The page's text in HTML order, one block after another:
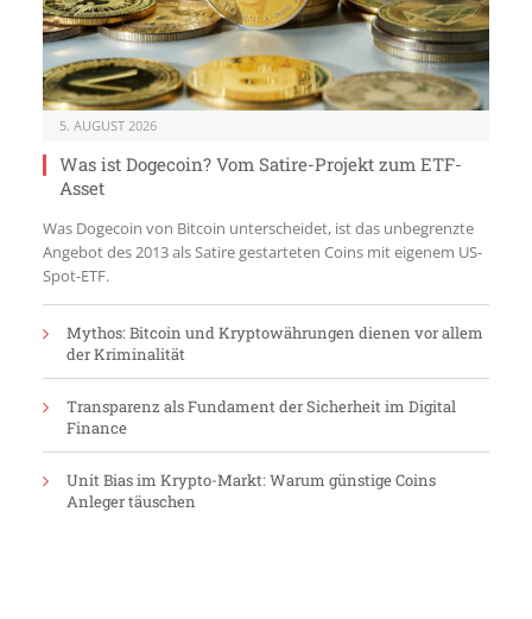
5. AUGUST 2026
Was ist Dogecoin? Vom Satire-Projekt zum ETF-
Asset
Was Dogecoin von Bitcoin unterscheidet, ist das unbegrenzte
Angebot des 2013 als Satire gestarteten Coins mit eigenem US-
Spot-ETF.
Mythos: Bitcoin und Kryptowährungen dienen vor allem
der Kriminalität
Transparenz als Fundament der Sicherheit im Digital
Finance
Unit Bias im Krypto-Markt: Warum günstige Coins
Anleger täuschen